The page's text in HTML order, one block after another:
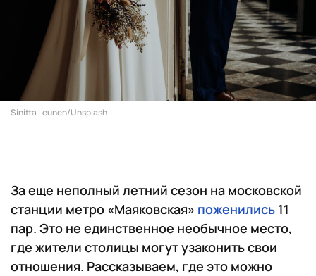
Sinitta Leunen/Unsplash
За еще неполный летний сезон на московской
станции метро «Маяковская» поженились 11
пар. Это не единственное необычное место,
где жители столицы могут узаконить свои
отношения. Рассказываем, где это можно